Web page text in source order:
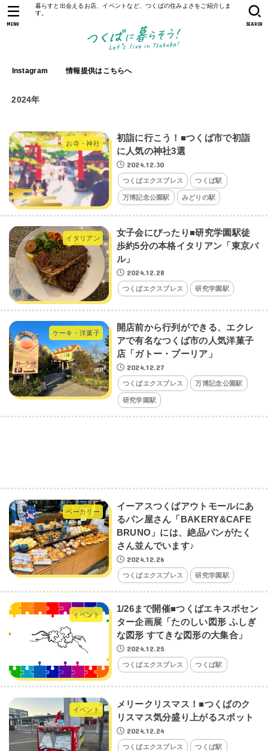
暮らすと出会えるお店、イベントなど、つくばの住みよさをご紹介しま
す。
Instagram 情報提供はこちらへ
SEARCH
MENU
2024年
お寺・神社
初詣に行こう！■つくば市で初詣
に人気の神社3選
2024.12.30
つくばエクスプレス つくば駅
万博記念公園駅 みどりの駅
イタリアン
女子会にぴったり■研究学園駅徒
歩約5分の本格イタリアン「東京バ
ル」
2024.12.28
つくばエクスプレス 研究学園駅
ケーキ・洋菓子
開店前から行列ができる、エクレ
アで有名なつくば市の人気洋菓子
店「ガトー・プーリア」
2024.12.27
つくばエクスプレス 万博記念公園駅
研究学園駅
ベーカリー
イーアスつくばアウトモールにあ
るパン屋さん「BAKERY&CAFE
BRUNO」には、絶品パンがたく
さん並んでいます♪
2024.12.26
つくばエクスプレス 研究学園駅
イベント
1/26まで開催■つくばエキスポセン
ター企画展「たのしい図形 ふしぎ
な図形 すてきな図形の大集合」
2024.12.25
つくばエクスプレス つくば駅
イベント
メリークリスマス！■つくばのク
リスマス気分盛り上がるスポット
2024.12.24
つくばエクスプレス つくば駅